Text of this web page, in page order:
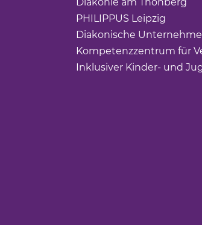
PHILIPPUS Leipzig
Diakonische
Kompetenzzentrum für
Inklusiver Kinder- und